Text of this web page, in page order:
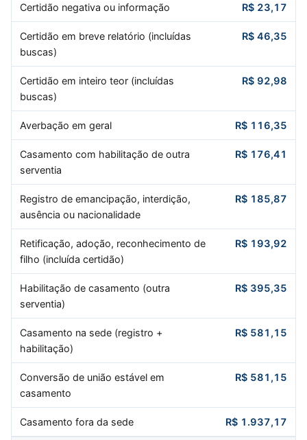
Certidão negativa ou informação R$ 23,17
Certidão em breve relatório (incluídas
buscas)
R$ 46,35
Certidão em inteiro teor (incluídas
buscas)
R$ 92,98
Averbação em geral R$ 116,35
Casamento com habilitação de outra
serventia
R$ 176,41
Registro de emancipação, interdição,
ausência ou nacionalidade
R$ 185,87
Retificação, adoção, reconhecimento de
filho (incluída certidão)
R$ 193,92
Habilitação de casamento (outra
serventia)
R$ 395,35
Casamento na sede (registro +
habilitação)
R$ 581,15
Conversão de união estável em
casamento
R$ 581,15
Casamento fora da sede R$ 1.937,17